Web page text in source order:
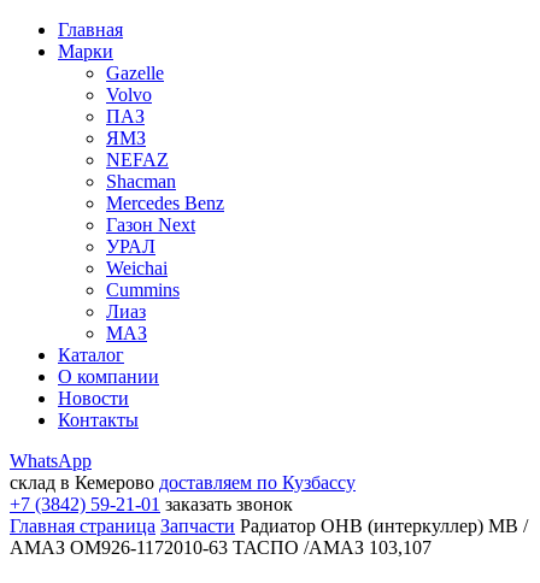
Главная
Марки
Gazelle
Volvo
ПАЗ
ЯМЗ
NEFAZ
Shacman
Mercedes Benz
Газон Next
УРАЛ
Weichai
Cummins
Лиаз
МАЗ
Каталог
О компании
Новости
Контакты
WhatsApp
склад в Кемерово доставляем по Кузбассу
+7 (3842) 59-21-01 заказать звонок
Главная страница Запчасти Радиатор ОНВ (интеркуллер) MB /
АМАЗ ОМ926-1172010-63 ТАСПО /АМАЗ 103,107